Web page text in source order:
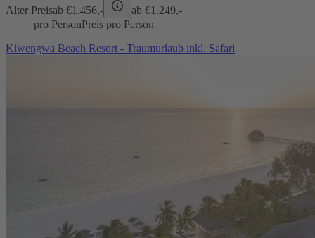
Alter Preisab €1.456,- ab €1.249,-
pro PersonPreis pro Person
Kiwengwa Beach Resort - Traumurlaub inkl. Safari